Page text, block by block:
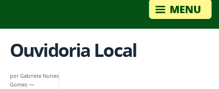
Ouvidoria Local
porGabriela Nunes
Gomes —